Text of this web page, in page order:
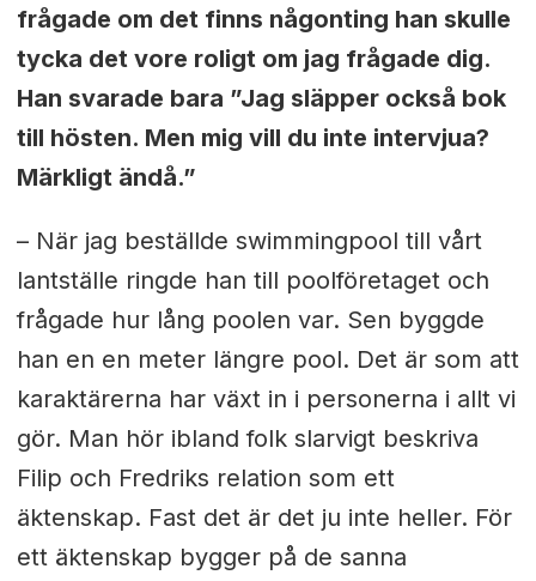
frågade om det finns någonting han skulle
tycka det vore roligt om jag frågade dig.
Han svarade bara ”Jag släpper också bok
till hösten. Men mig vill du inte intervjua?
Märkligt ändå.”
– När jag beställde swimmingpool till vårt
lantställe ringde han till poolföretaget och
frågade hur lång poolen var. Sen byggde
han en en meter längre pool. Det är som att
karaktärerna har växt in i personerna i allt vi
gör. Man hör ibland folk slarvigt beskriva
Filip och Fredriks relation som ett
äktenskap. Fast det är det ju inte heller. För
ett äktenskap bygger på de sanna